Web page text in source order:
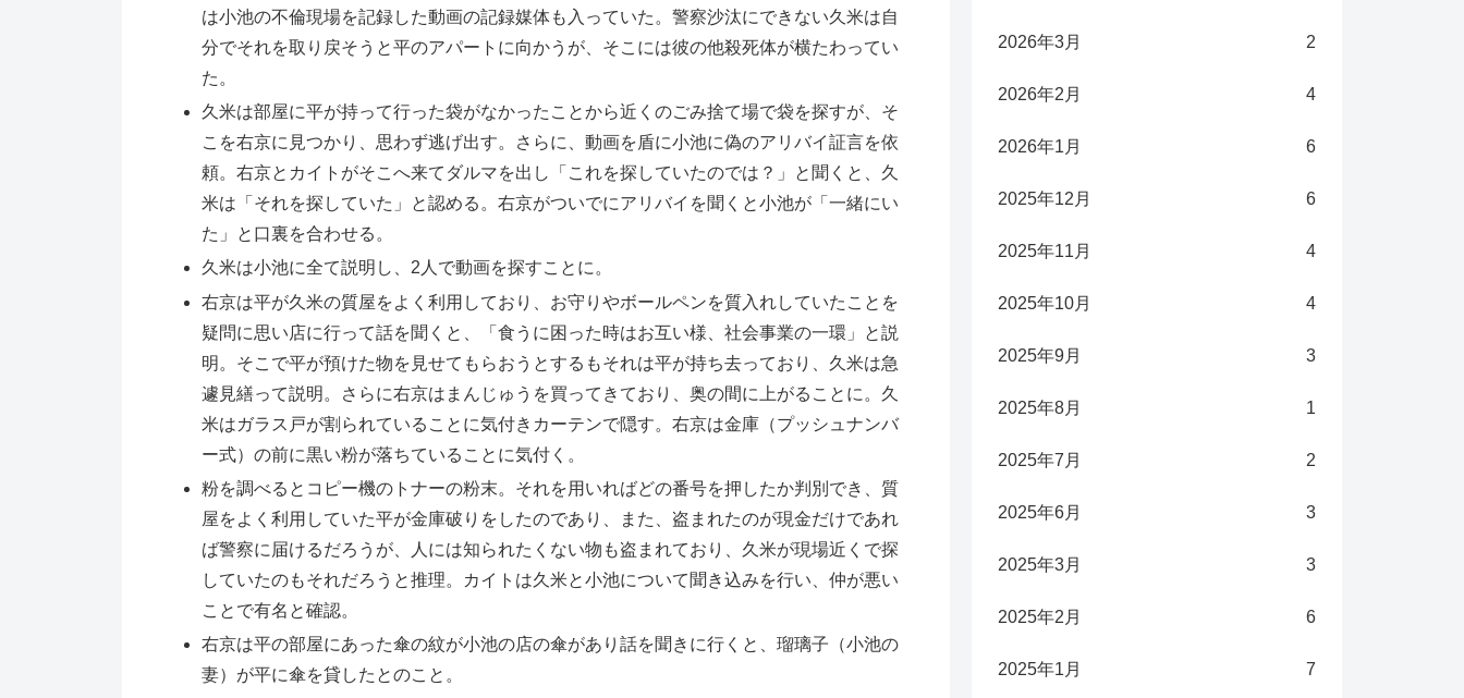
は小池の不倫現場を記録した動画の記録媒体も入っていた。警察沙汰にできない久米は自
分でそれを取り戻そうと平のアパートに向かうが、そこには彼の他殺死体が横たわってい
た。
久米は部屋に平が持って行った袋がなかったことから近くのごみ捨て場で袋を探すが、そ
こを右京に見つかり、思わず逃げ出す。さらに、動画を盾に小池に偽のアリバイ証言を依
頼。右京とカイトがそこへ来てダルマを出し「これを探していたのでは？」と聞くと、久
米は「それを探していた」と認める。右京がついでにアリバイを聞くと小池が「一緒にい
た」と口裏を合わせる。
久米は小池に全て説明し、2人で動画を探すことに。
右京は平が久米の質屋をよく利用しており、お守りやボールペンを質入れしていたことを
疑問に思い店に行って話を聞くと、「食うに困った時はお互い様、社会事業の一環」と説
明。そこで平が預けた物を見せてもらおうとするもそれは平が持ち去っており、久米は急
遽見繕って説明。さらに右京はまんじゅうを買ってきており、奥の間に上がることに。久
米はガラス戸が割られていることに気付きカーテンで隠す。右京は金庫（プッシュナンバ
ー式）の前に黒い粉が落ちていることに気付く。
粉を調べるとコピー機のトナーの粉末。それを用いればどの番号を押したか判別でき、質
屋をよく利用していた平が金庫破りをしたのであり、また、盗まれたのが現金だけであれ
ば警察に届けるだろうが、人には知られたくない物も盗まれており、久米が現場近くで探
していたのもそれだろうと推理。カイトは久米と小池について聞き込みを行い、仲が悪い
ことで有名と確認。
右京は平の部屋にあった傘の紋が小池の店の傘があり話を聞きに行くと、瑠璃子（小池の
妻）が平に傘を貸したとのこと。
2026年3月 2
2026年2月 4
2026年1月 6
2025年12月 6
2025年11月 4
2025年10月 4
2025年9月 3
2025年8月 1
2025年7月 2
2025年6月 3
2025年3月 3
2025年2月 6
2025年1月 7